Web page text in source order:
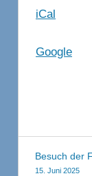
iCal
Google
Besuch der
15. Juni 2025